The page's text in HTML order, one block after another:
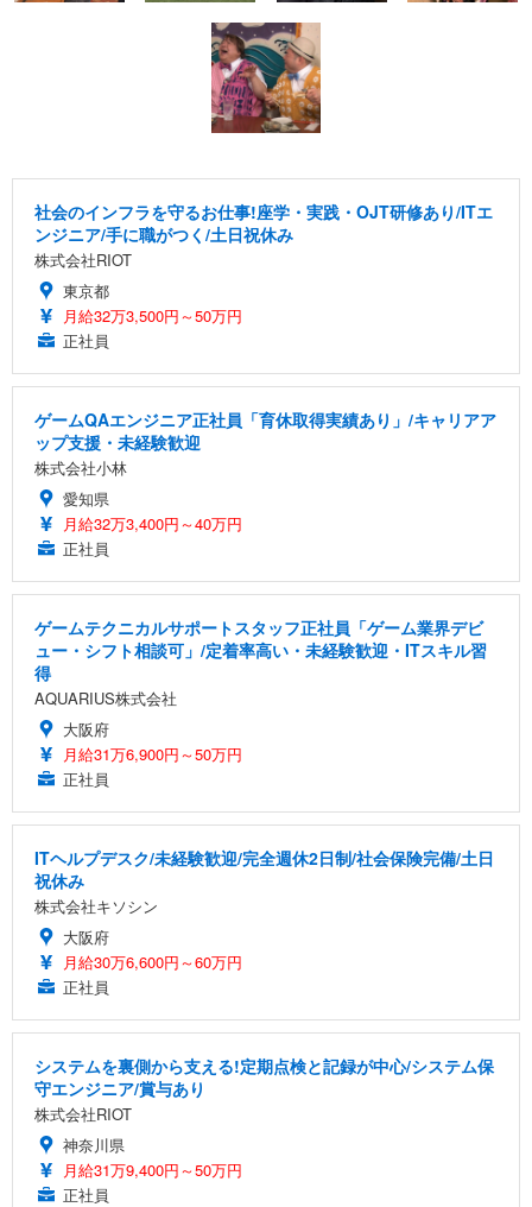
社会のインフラを守るお仕事!座学・実践・OJT研修あり/ITエ
ンジニア/手に職がつく/土日祝休み
株式会社RIOT
東京都
月給32万3,500円～50万円
正社員
ゲームQAエンジニア正社員「育休取得実績あり」/キャリアア
ップ支援・未経験歓迎
株式会社小林
愛知県
月給32万3,400円～40万円
正社員
ゲームテクニカルサポートスタッフ正社員「ゲーム業界デビ
ュー・シフト相談可」/定着率高い・未経験歓迎・ITスキル習
得
AQUARIUS株式会社
大阪府
月給31万6,900円～50万円
正社員
ITヘルプデスク/未経験歓迎/完全週休2日制/社会保険完備/土日
祝休み
株式会社キソシン
大阪府
月給30万6,600円～60万円
正社員
システムを裏側から支える!定期点検と記録が中心/システム保
守エンジニア/賞与あり
株式会社RIOT
神奈川県
月給31万9,400円～50万円
正社員